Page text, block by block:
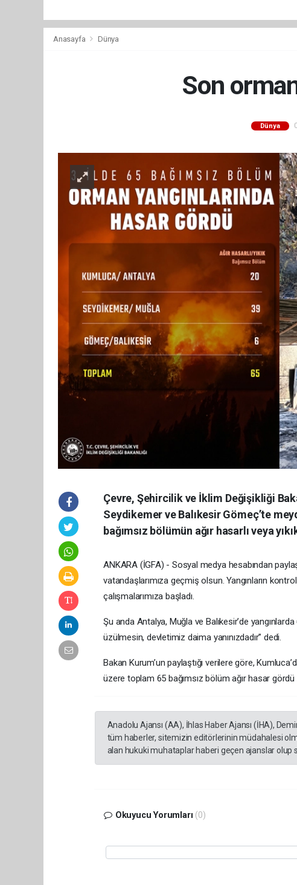
Anasayfa Dünya
Son
Dünya
Çevre, Şehircilik ve İklim Değişikliği
Seydikemer ve Balıkesir Gömeç’te
bağımsız bölümün ağır hasarlı veya
ANKARA (İGFA) - Sosyal medya hesabından
vatandaşlarımıza geçmiş olsun. Yangınların
çalışmalarımıza başladı.
Şu anda Antalya, Muğla ve Balıkesir’de
üzülmesin, devletimiz daima yanınızdadır” dedi.
Bakan Kurum’un paylaştığı verilere göre,
üzere toplam 65 bağımsız bölüm ağır hasar gördü
Anadolu Ajansı (AA), İhlas Haber Ajansı (İHA),
tüm haberler, sitemizin editörlerinin müdahalesi
alan hukuki muhataplar haberi geçen ajanslar olup
Okuyucu Yorumları (0)